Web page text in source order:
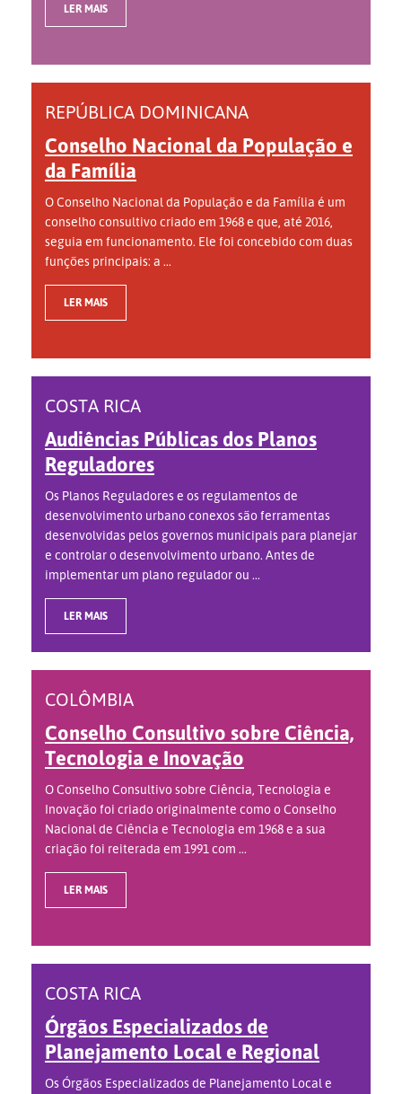
LER MAIS
REPÚBLICA DOMINICANA
Conselho Nacional da População e
da Família
O Conselho Nacional da População e da Família é um
conselho consultivo criado em 1968 e que, até 2016,
seguia em funcionamento. Ele foi concebido com duas
funções principais: a ...
LER MAIS
COSTA RICA
Audiências Públicas dos Planos
Reguladores
Os Planos Reguladores e os regulamentos de
desenvolvimento urbano conexos são ferramentas
desenvolvidas pelos governos municipais para planejar
e controlar o desenvolvimento urbano. Antes de
implementar um plano regulador ou ...
LER MAIS
COLÔMBIA
Conselho Consultivo sobre Ciência,
Tecnologia e Inovação
O Conselho Consultivo sobre Ciência, Tecnologia e
Inovação foi criado originalmente como o Conselho
Nacional de Ciência e Tecnologia em 1968 e a sua
criação foi reiterada em 1991 com ...
LER MAIS
COSTA RICA
Órgãos Especializados de
Planejamento Local e Regional
Os Órgãos Especializados de Planejamento Local e